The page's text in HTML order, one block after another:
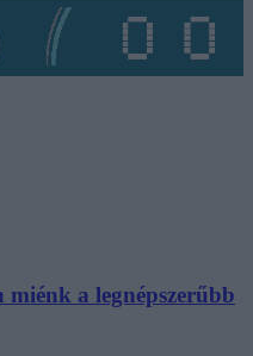
a legnépszerűbb